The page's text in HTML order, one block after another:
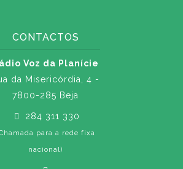
CONTACTOS
Voz da Planície
da Misericórdia, 4 -
7800-285 Beja
284 311 330
para a rede fixa
nacional)